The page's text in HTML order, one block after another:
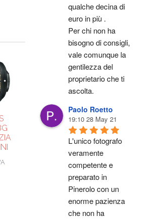
qualche decina di
euro in più .
Per chi non ha
bisogno di consigli,
vale comunque la
gentilezza del
proprietario che ti
ascolta.
Paolo Roetto
19:10 28 May 21
L'unico fotografo
veramente
competente e
preparato in
Pinerolo con un
enorme pazienza
che non ha